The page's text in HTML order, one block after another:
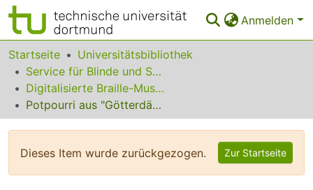
Anmelden
Bereiche & Sammlungen
Das gesamte Repositorium
Statistiken
Startseite
Universitätsbibliothek
Service für Blinde und Sehbehinderte
Digitalisierte Braille-Musik-Matrizen des VzfB
Potpourri aus "Götterdämmerung"
Dieses Item wurde zurückgezogen. Zur Startseite